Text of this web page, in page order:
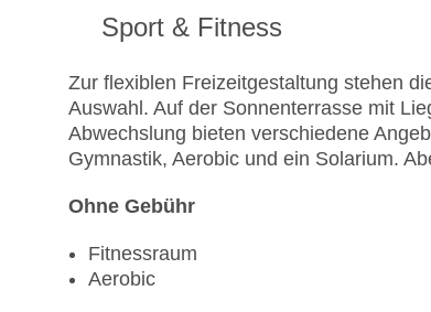
Sport & Fitness
Zur flexiblen Freizeitgestaltung stehen
Auswahl. Auf der Sonnenterrasse mit
Abwechslung bieten verschiedene
Gymnastik, Aerobic und ein Solarium.
Ohne Gebühr
Fitnessraum
Aerobic